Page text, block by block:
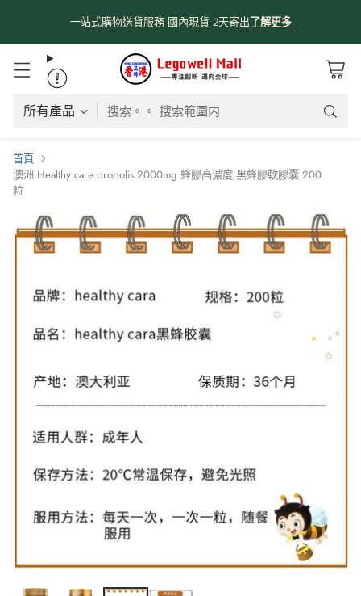
係時候分享吓我哋由採購、物流、購物網站、送貨嘅流程俾大家知啦😊
😊！ 了解更多
搜索。。 搜索範圍内
首頁
澳洲 Healthy care propolis 2000mg 蜂膠高濃度 黑蜂膠軟膠囊 200
粒